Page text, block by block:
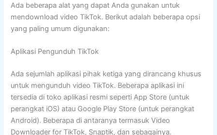
Ada beberapa alat yang dapat Anda gunakan untuk
mendownload video TikTok. Berikut adalah beberapa opsi
yang paling umum digunakan:
Aplikasi Pengunduh TikTok
Ada sejumlah aplikasi pihak ketiga yang dirancang khusus
untuk mengunduh video TikTok. Beberapa aplikasi ini
tersedia di toko aplikasi resmi seperti App Store (untuk
perangkat iOS) atau Google Play Store (untuk perangkat
Android). Beberapa di antaranya termasuk Video
Downloader for TikTok, Snaptik, dan sebagainya.